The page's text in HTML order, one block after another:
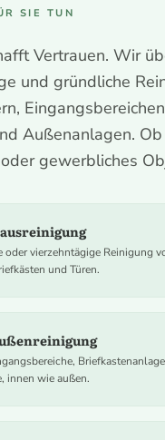
für Ihr
SIE TUN
Vertrauen. Wir
und gründliche
Außenanlagen.
gewerbliches
vierzehntägige Reinigung
und Türen.
innen wie außen.